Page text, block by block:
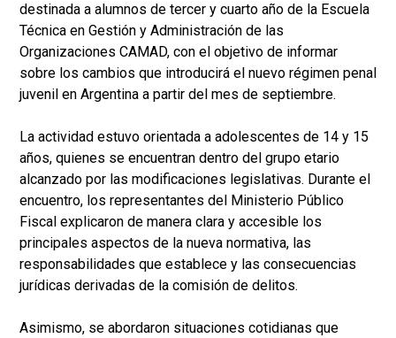
destinada a alumnos de tercer y cuarto año de la Escuela
Técnica en Gestión y Administración de las
Organizaciones CAMAD, con el objetivo de informar
sobre los cambios que introducirá el nuevo régimen penal
juvenil en Argentina a partir del mes de septiembre.
La actividad estuvo orientada a adolescentes de 14 y 15
años, quienes se encuentran dentro del grupo etario
alcanzado por las modificaciones legislativas. Durante el
encuentro, los representantes del Ministerio Público
Fiscal explicaron de manera clara y accesible los
principales aspectos de la nueva normativa, las
responsabilidades que establece y las consecuencias
jurídicas derivadas de la comisión de delitos.
Asimismo, se abordaron situaciones cotidianas que